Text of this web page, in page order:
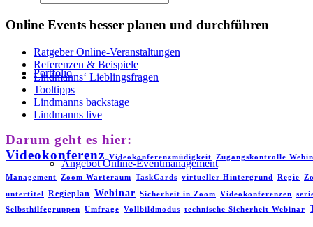
Portfolio
Angebot Online-Eventmanagement
Online Events besser planen und durchführen
Ratgeber Online-Veranstaltungen
Referenzen & Beispiele
Lindmanns‘ Lieblingsfragen
Tooltipps
Lindmanns backstage
Lindmanns live
Darum geht es hier:
Videokonferenz
Videokonferenzmüdigkeit Zugangskontrolle
Management Zoom Warteraum TaskCards virtueller Hintergrund Regie
untertitel Regieplan Webinar Sicherheit in Zoom Videokonferenzen
Selbsthilfegruppen
Umfrage Vollbildmodus technische Sicherheit Webinar